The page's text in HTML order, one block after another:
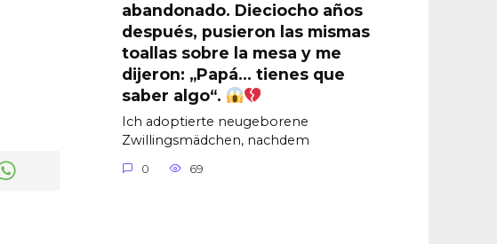
abandonado. Dieciocho años
después, pusieron las mismas
toallas sobre la mesa y me
dijeron: „Papá… tienes que
saber algo“.
Ich adoptierte neugeborene
Zwillingsmädchen, nachdem
0 69